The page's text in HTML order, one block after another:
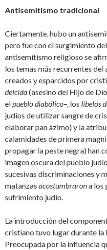
Antisemitismo tradicional
Ciertamente, hubo un
pero fue con el surgimiento
antisemitismo religioso se
los temas más recurrentes
creados y esparcidos por
deicida(asesino del Hijo de
elpueblo diabólico–, los libelos
judíos de utilizar sangre de
elaborar pan ázimo) y la
calamidades de primera
propagar la peste negra) han
imagen oscura del pueblo
sucesivas discriminaciones y
matanzas acostumbrarona los
sufrimiento judío.
La introducción del
cristiano tuvo lugar durante la
Preocupada por la influencia